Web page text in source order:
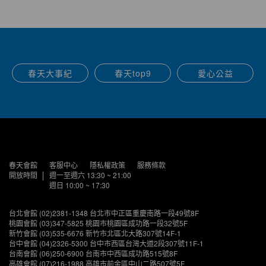
春天大事紀 春天top9 愛心公益
春天會館 客服中心 隱私權政策
服務條款
開放時間
週一至週六 13:30 ~ 21:00
週日 10:00 ~ 17:30
台北會館 (02)2381-1348 台北市中正區重慶南路一段49號8F
桃園會館 (03)347-5825 桃園市桃園區成功路一段32號5F
新竹會館 (03)535-6676 新竹市北區北大路307號14F-1
台中會館 (04)2326-5300 台中市西區台灣大道2段307號11F-1
台南會館 (06)250-6900 台南市中西區成功路515號8F
高雄會館 (07)216-1988 高雄市前金區中山二路507號5F